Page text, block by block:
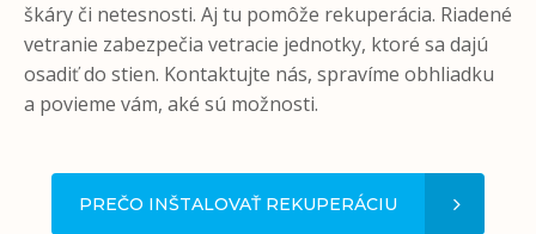
škáry či netesnosti. Aj tu pomôže rekuperácia. Riadené
vetranie zabezpečia vetracie jednotky, ktoré sa dajú
osadiť do stien. Kontaktujte nás, spravíme obhliadku
a povieme vám, aké sú možnosti.
PREČO INŠTALOVAŤ REKUPERÁCIU